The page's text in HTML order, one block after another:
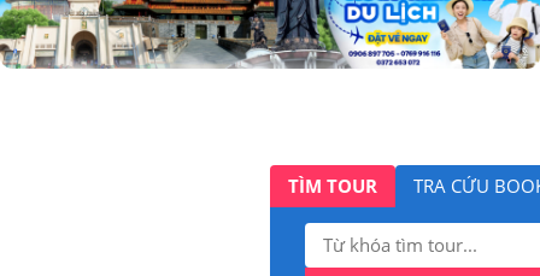
TÌM TOUR TRA CỨU
Tìm
kiếm: